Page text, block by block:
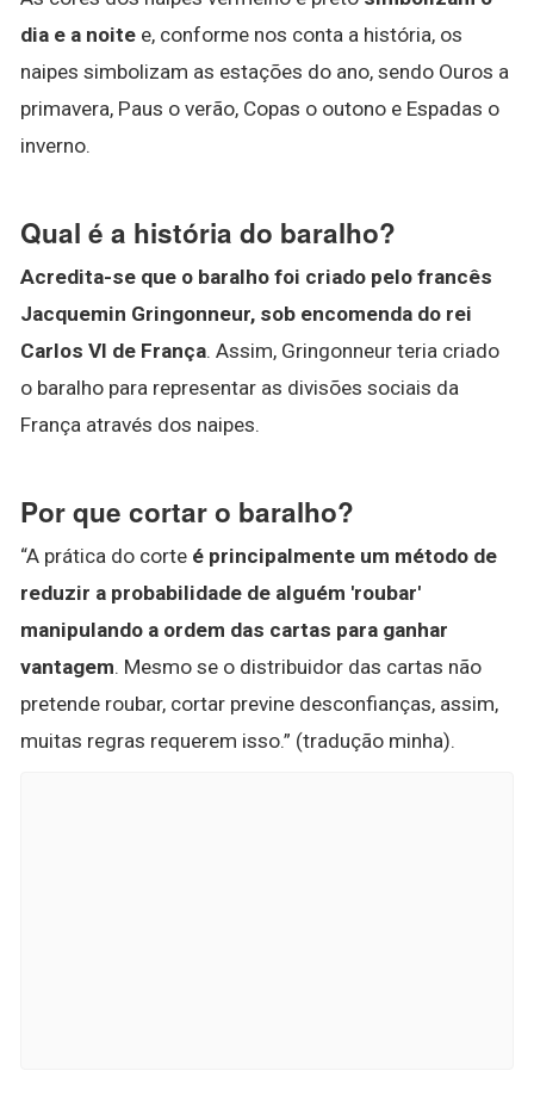
dia e a noite e, conforme nos conta a história, os
naipes simbolizam as estações do ano, sendo Ouros a
primavera, Paus o verão, Copas o outono e Espadas o
inverno.
Qual é a história do baralho?
Acredita-se que o baralho foi criado pelo francês
Jacquemin Gringonneur, sob encomenda do rei
Carlos VI de França. Assim, Gringonneur teria criado
o baralho para representar as divisões sociais da
França através dos naipes.
Por que cortar o baralho?
“A prática do corte é principalmente um método de
reduzir a probabilidade de alguém 'roubar'
manipulando a ordem das cartas para ganhar
vantagem. Mesmo se o distribuidor das cartas não
pretende roubar, cortar previne desconfianças, assim,
muitas regras requerem isso.” (tradução minha).